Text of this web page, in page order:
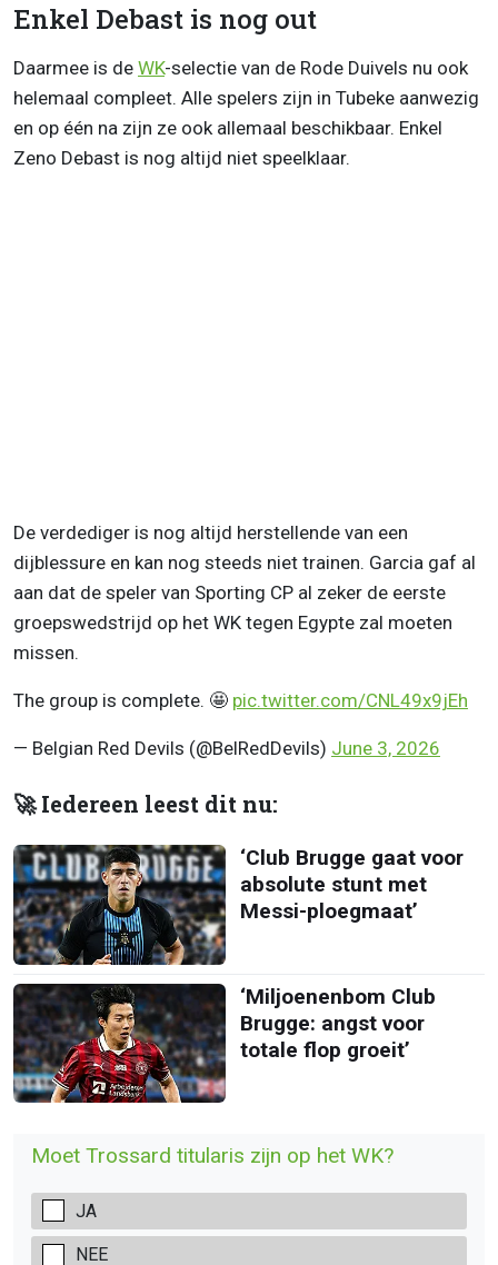
Enkel Debast is nog out
Daarmee is de WK-selectie van de Rode Duivels nu ook
helemaal compleet. Alle spelers zijn in Tubeke aanwezig
en op één na zijn ze ook allemaal beschikbaar. Enkel
Zeno Debast is nog altijd niet speelklaar.
De verdediger is nog altijd herstellende van een
dijblessure en kan nog steeds niet trainen. Garcia gaf al
aan dat de speler van Sporting CP al zeker de eerste
groepswedstrijd op het WK tegen Egypte zal moeten
missen.
The group is complete. 🤩 pic.twitter.com/CNL49x9jEh
— Belgian Red Devils (@BelRedDevils) June 3, 2026
🚀 Iedereen leest dit nu:
‘Club Brugge gaat voor
absolute stunt met
Messi-ploegmaat’
‘Miljoenenbom Club
Brugge: angst voor
totale flop groeit’
Moet Trossard titularis zijn op het WK?
JA
NEE